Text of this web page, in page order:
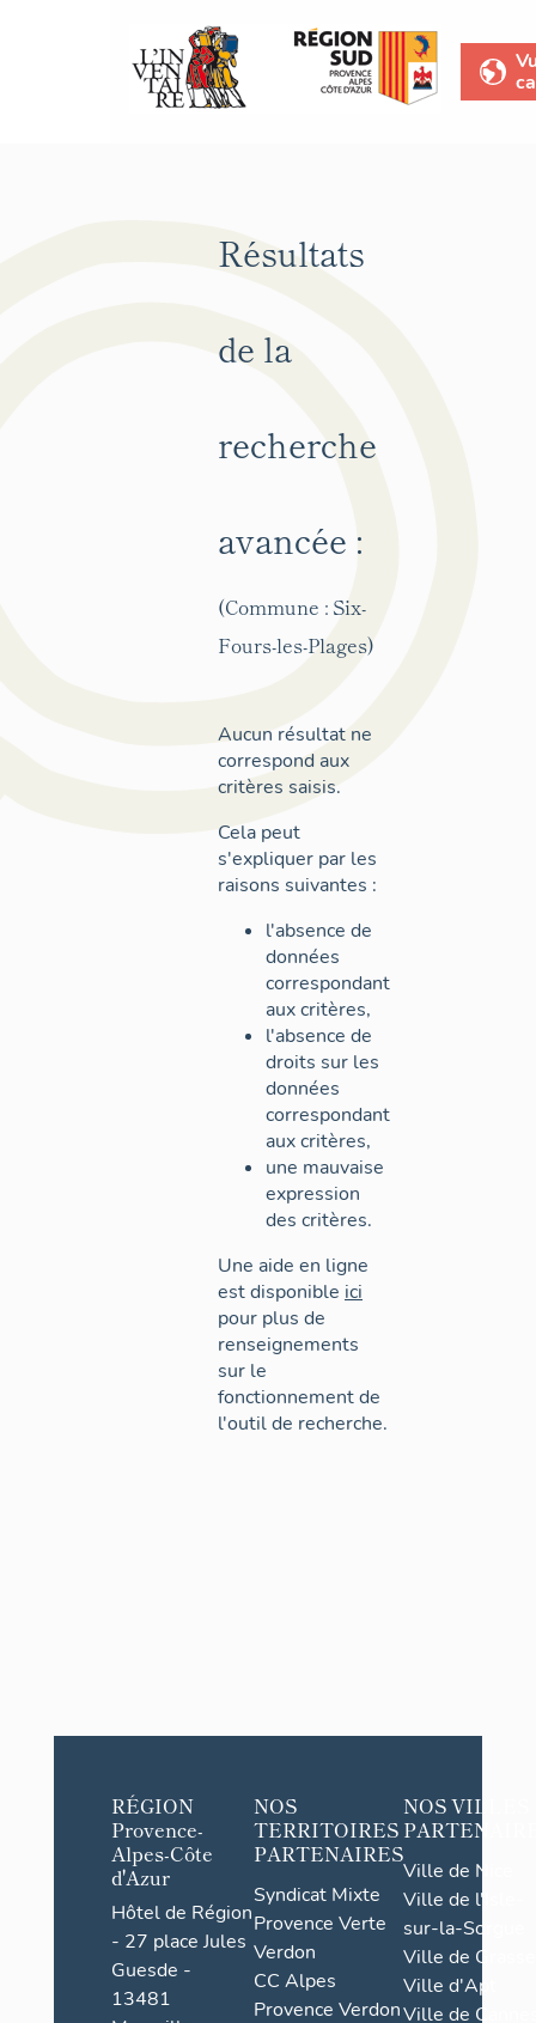
Résultats
de la
recherche
avancée :
(Commune : Six-
Fours-les-Plages)
Aucun résultat ne
correspond aux
critères saisis.
Cela peut
s'expliquer par les
raisons suivantes :
l'absence de
données
correspondant
aux critères,
l'absence de
droits sur les
données
correspondant
aux critères,
une mauvaise
expression
des critères.
Une aide en ligne
est disponible ici
pour plus de
renseignements
sur le
fonctionnement de
l'outil de recherche.
RÉGION
Provence-
Alpes-Côte
d'Azur
Hôtel de Région
- 27 place Jules
Guesde -
13481
NOS
TERRITOIRES
PARTENAIRES
Syndicat Mixte
Provence Verte
Verdon
CC Alpes
Provence Verdon
NOS VILLES
Ville de Nice
Ville de l'Isle-
sur-la-Sorgue
Ville de Grasse
Ville d'Apt
Ville de